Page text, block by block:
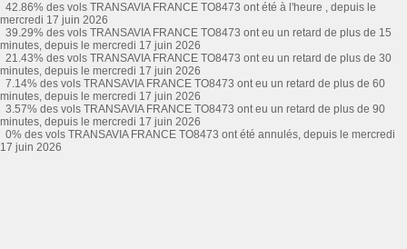
42.86% des vols TRANSAVIA FRANCE TO8473 ont été à l'heure , depuis le
mercredi 17 juin 2026
39.29% des vols TRANSAVIA FRANCE TO8473 ont eu un retard de plus de 15
minutes, depuis le mercredi 17 juin 2026
21.43% des vols TRANSAVIA FRANCE TO8473 ont eu un retard de plus de 30
minutes, depuis le mercredi 17 juin 2026
7.14% des vols TRANSAVIA FRANCE TO8473 ont eu un retard de plus de 60
minutes, depuis le mercredi 17 juin 2026
3.57% des vols TRANSAVIA FRANCE TO8473 ont eu un retard de plus de 90
minutes, depuis le mercredi 17 juin 2026
0% des vols TRANSAVIA FRANCE TO8473 ont été annulés, depuis le mercredi
17 juin 2026